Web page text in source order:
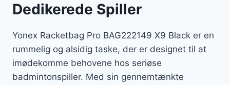
Dedikerede Spiller
Yonex Racketbag Pro BAG222149 X9 Black er en
rummelig og alsidig taske, der er designet til at
imødekomme behovene hos seriøse
badmintonspiller. Med sin gennemtænkte